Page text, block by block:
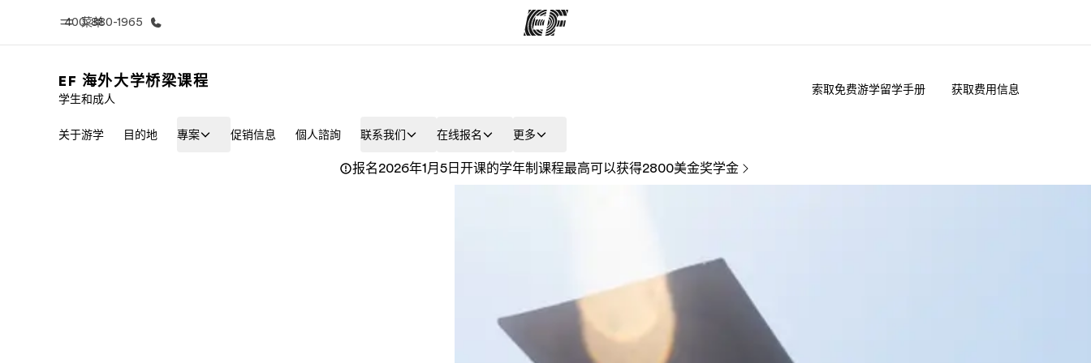
菜单
400-880-1965
欢迎来到英孚教育 查看所有英孚提供的课程 查找您附近的办公室
EF 海外大学桥梁课程
学生和成人
索取免费游学留学手册 获取费用信息
关于游学 目的地 專案 促销信息 個人諮詢 联系我们 在线报名 更多
报名2026年1月5日开课的学年制课程最高可以获得2800美金奖学金